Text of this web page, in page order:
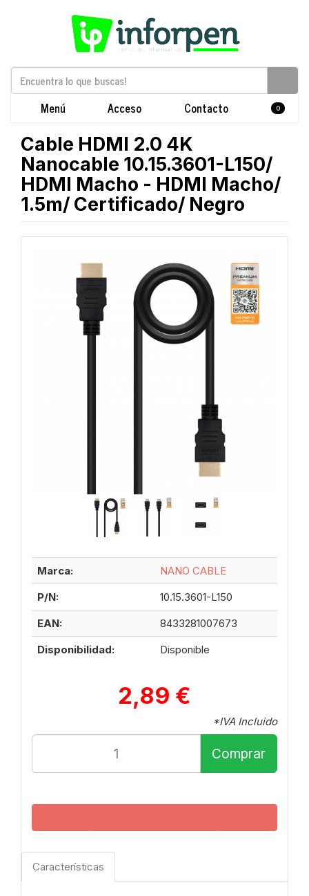
Menú Acceso Contacto 0
Cable HDMI 2.0 4K
Nanocable 10.15.3601-L150/
HDMI Macho - HDMI Macho/
1.5m/ Certificado/ Negro
Marca:
NANO CABLE
P/N:
10.15.3601-L150
EAN:
8433281007673
Disponibilidad:
Disponible
2,89 €
*IVA Incluido
Comprar
Características